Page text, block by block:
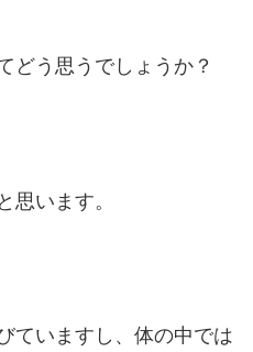
どう思うでしょうか？
思います。
ていますし、体の中では